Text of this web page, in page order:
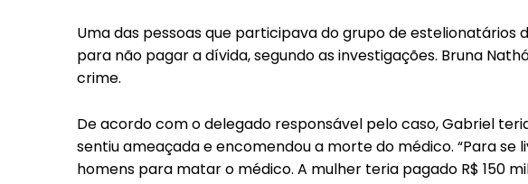
Uma das pessoas que participava do grupo de estelionatários
para não pagar a dívida, segundo as investigações. Bruna
crime.
De acordo com o delegado responsável pelo caso, Gabriel
sentiu ameaçada e encomendou a morte do médico. “Para
homens para matar o médico. A mulher teria pagado R$ 150